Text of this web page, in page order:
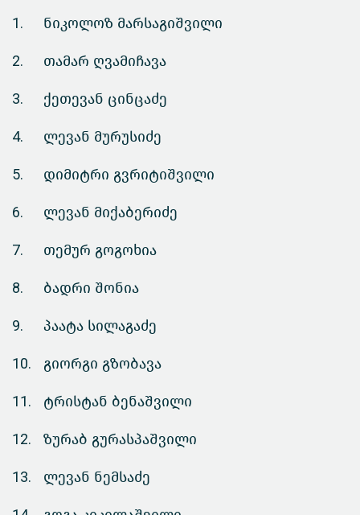
1. ნიკოლოზ მარსაგიშვილი
2. თამარ ღვამიჩავა
3. ქეთევან ცინცაძე
4. ლევან მურუსიძე
5. დიმიტრი გვრიტიშვილი
6. ლევან მიქაბერიძე
7. თემურ გოგოხია
8. ბადრი შონია
9. პაატა სილაგაძე
10. გიორგი გზობავა
11. ტრისტან ბენაშვილი
12. ზურაბ გურასპაშვილი
13. ლევან ნემსაძე